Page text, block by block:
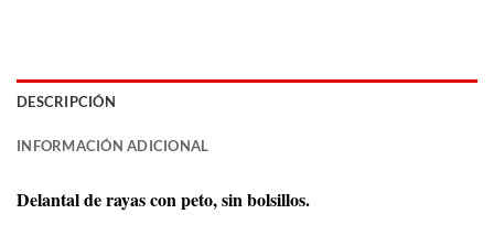
DESCRIPCIÓN
INFORMACIÓN ADICIONAL
Delantal de rayas con peto, sin bolsillos.